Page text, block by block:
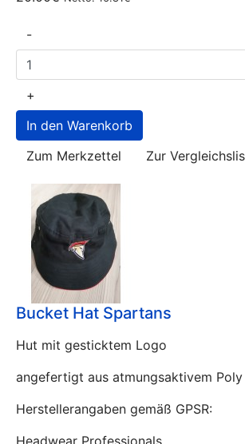
-
+
Zum Merkzettel Zur
Bucket Hat Spartans
Hut mit gesticktem Logo
angefertigt aus atmungsaktivem
Herstellerangaben gemäß GPSR:
Headwear Professionals